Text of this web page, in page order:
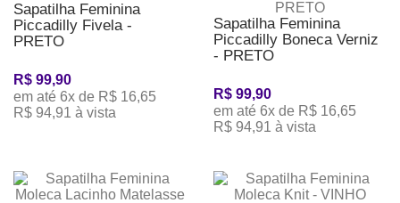
Sapatilha Feminina
Piccadilly Fivela -
PRETO
R$ 99,90
em até 6x de R$ 16,65
R$ 94,91 à vista
Sapatilha Feminina
Piccadilly Boneca Verniz
- PRETO
R$ 99,90
em até 6x de R$ 16,65
R$ 94,91 à vista